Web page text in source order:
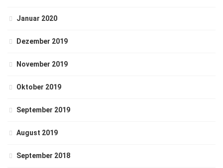
Januar 2020
Dezember 2019
November 2019
Oktober 2019
September 2019
August 2019
September 2018